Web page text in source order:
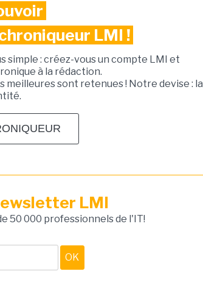
LMI !
simple : créez-vous un compte LMI et
à la rédaction.
meilleures sont retenues ! Notre devise : la
LMI
50 000 professionnels de l'IT!